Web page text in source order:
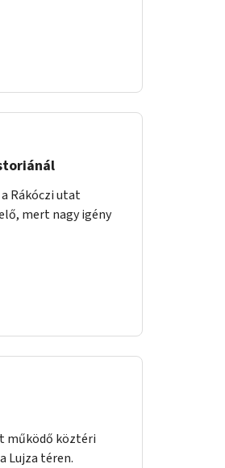
Rákóczi utat
mert nagy igény
működő köztéri
Lujza téren.